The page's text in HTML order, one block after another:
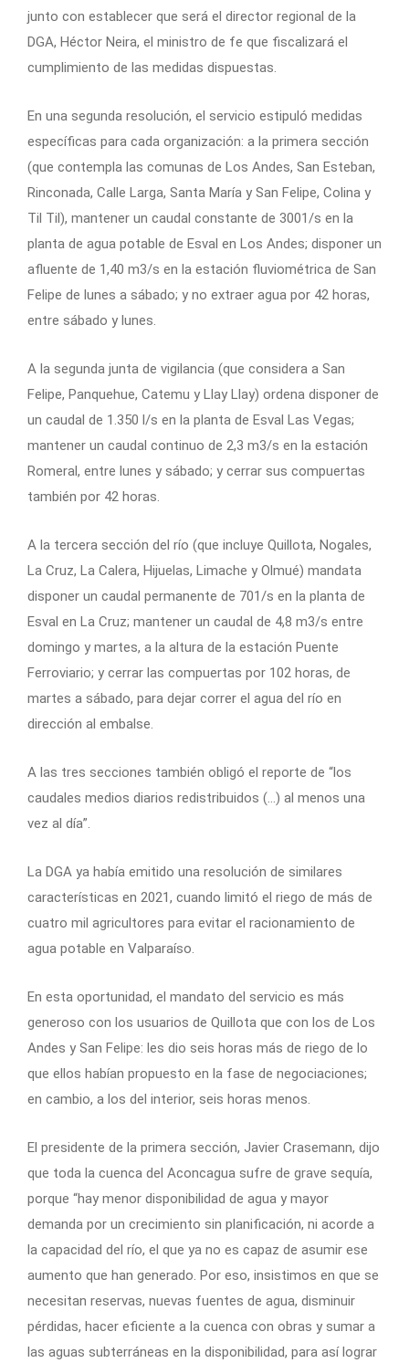
junto con establecer que será el director regional de la
DGA, Héctor Neira, el ministro de fe que fiscalizará el
cumplimiento de las medidas dispuestas.
En una segunda resolución, el servicio estipuló medidas
específicas para cada organización: a la primera sección
(que contempla las comunas de Los Andes, San Esteban,
Rinconada, Calle Larga, Santa María y San Felipe, Colina y
Til Til), mantener un caudal constante de 3001/s en la
planta de agua potable de Esval en Los Andes; disponer un
afluente de 1,40 m3/s en la estación fluviométrica de San
Felipe de lunes a sábado; y no extraer agua por 42 horas,
entre sábado y lunes.
A la segunda junta de vigilancia (que considera a San
Felipe, Panquehue, Catemu y Llay Llay) ordena disponer de
un caudal de 1.350 l/s en la planta de Esval Las Vegas;
mantener un caudal continuo de 2,3 m3/s en la estación
Romeral, entre lunes y sábado; y cerrar sus compuertas
también por 42 horas.
A la tercera sección del río (que incluye Quillota, Nogales,
La Cruz, La Calera, Hijuelas, Limache y Olmué) mandata
disponer un caudal permanente de 701/s en la planta de
Esval en La Cruz; mantener un caudal de 4,8 m3/s entre
domingo y martes, a la altura de la estación Puente
Ferroviario; y cerrar las compuertas por 102 horas, de
martes a sábado, para dejar correr el agua del río en
dirección al embalse.
A las tres secciones también obligó el reporte de “los
caudales medios diarios redistribuidos (…) al menos una
vez al día”.
La DGA ya había emitido una resolución de similares
características en 2021, cuando limitó el riego de más de
cuatro mil agricultores para evitar el racionamiento de
agua potable en Valparaíso.
En esta oportunidad, el mandato del servicio es más
generoso con los usuarios de Quillota que con los de Los
Andes y San Felipe: les dio seis horas más de riego de lo
que ellos habían propuesto en la fase de negociaciones;
en cambio, a los del interior, seis horas menos.
El presidente de la primera sección, Javier Crasemann, dijo
que toda la cuenca del Aconcagua sufre de grave sequía,
porque “hay menor disponibilidad de agua y mayor
demanda por un crecimiento sin planificación, ni acorde a
la capacidad del río, el que ya no es capaz de asumir ese
aumento que han generado. Por eso, insistimos en que se
necesitan reservas, nuevas fuentes de agua, disminuir
pérdidas, hacer eficiente a la cuenca con obras y sumar a
las aguas subterráneas en la disponibilidad, para así lograr